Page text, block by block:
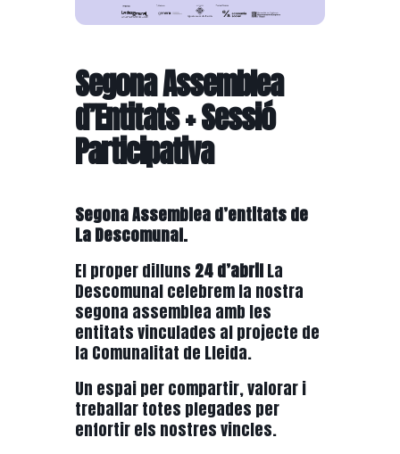
Segona Assemblea
d’Entitats + Sessió
Participativa
Segona Assemblea d’entitats de
La Descomunal.
El proper dilluns 24 d’abrilLa
Descomunal celebrem la nostra
segona assemblea amb les
entitats vinculades al projecte de
la Comunalitat de Lleida.
Un espai per compartir, valorar i
treballar totes plegades per
enfortir els nostres vincles.